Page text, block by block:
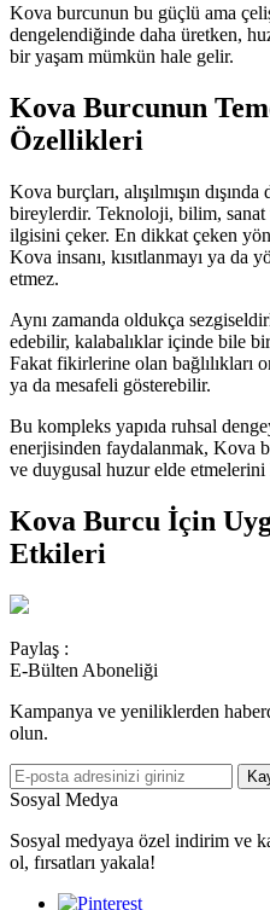
Kova burcunun bu güçlü ama
dengelendiğinde daha üretken,
bir yaşam mümkün hale gelir.
Kova Burcunun
Özellikleri
Kova burçları, alışılmışın
bireylerdir. Teknoloji, bilim, sanat
ilgisini çeker. En dikkat çeken
Kova insanı, kısıtlanmayı ya da
etmez.
Aynı zamanda oldukça
edebilir, kalabalıklar içinde bile
Fakat fikirlerine olan bağlılıkları
ya da mesafeli gösterebilir.
Bu kompleks yapıda ruhsal
enerjisinden faydalanmak, Kova
ve duygusal huzur elde etmelerini
Kova Burcu İçin
Etkileri
Paylaş :
E-Bülten Aboneliği
Kampanya ve yeniliklerden
olun.
Sosyal Medya
Sosyal medyaya özel indirim ve
ol, fırsatları yakala!